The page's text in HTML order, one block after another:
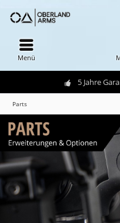
5 Jahre
Menü
Parts